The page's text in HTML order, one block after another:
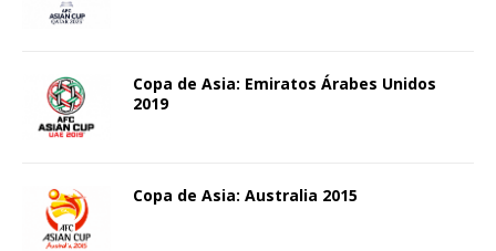
Copa de Asia: Emiratos Árabes Unidos
2019
Copa de Asia: Australia 2015